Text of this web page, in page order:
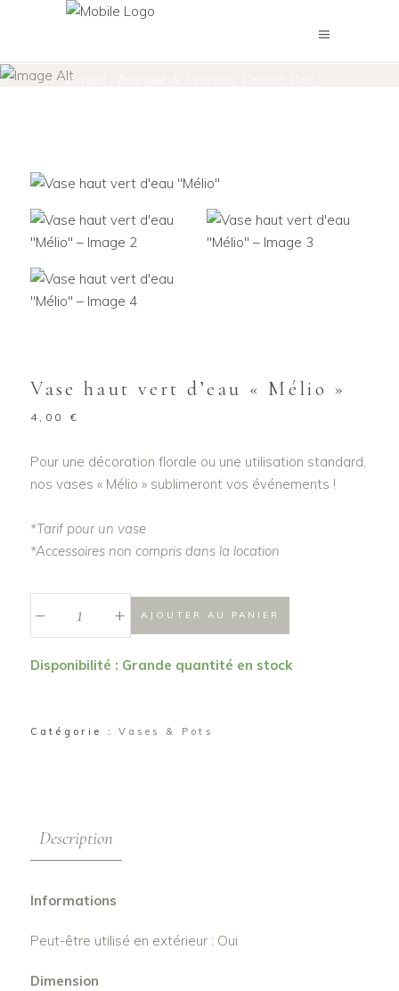
Accueil
Vase haut vert d’eau « Mélio »
4,00 €
Pour une décoration florale ou une utilisation standard,
nos vases « Mélio » sublimeront vos événements !
*Tarif pour un vase
*Accessoires non compris dans la location
d'eau
+ AJOUTER AU PANIER
Disponibilité : Grande quantité en stock
Catégorie :Vases & Pots
Description
Informations
Peut-être utilisé en extérieur : Oui
Dimension